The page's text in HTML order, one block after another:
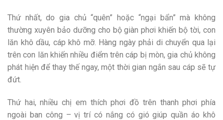
Thứ nhất, do gia chủ “quên” hoặc “ngại bẩn” mà không
thường xuyên bảo dưỡng cho bộ giàn phơi khiến bộ tời, con
lăn khô dầu, cáp khô mỡ. Hàng ngày phải di chuyển qua lại
trên con lăn khiến nhiều điểm trên cáp bị mòn, gia chủ không
phát hiện để thay thế ngay, một thời gian ngắn sau cáp sẽ tự
đứt.
Thứ hai, nhiều chị em thích phơi đồ trên thanh phơi phía
ngoài ban công – vị trí có nắng có gió giúp quần áo khô